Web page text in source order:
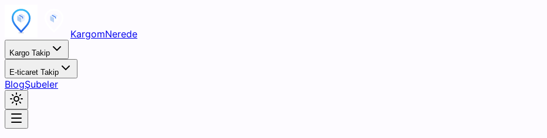
KargomNerede
Kargo Takip
E-ticaret Takip
BlogŞubeler